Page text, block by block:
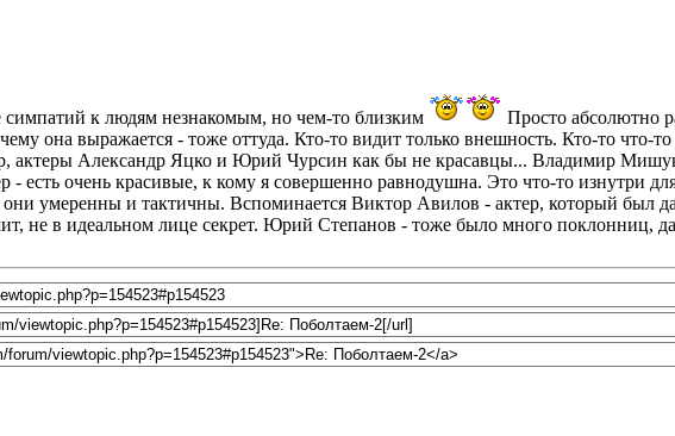
симпатий к людям незнакомым, но чем-то близким
Просто абсолютно
она выражается - тоже оттуда. Кто-то видит только внешность. Кто-то что-
актеры Александр Яцко и Юрий Чурсин как бы не красавцы... Владимир
очень красивые, к кому я совершенно равнодушна. Это что-то изнутри
умеренны и тактичны. Вспоминается Виктор Авилов - актер, который был
не в идеальном лице секрет. Юрий Степанов - тоже было много поклонниц,